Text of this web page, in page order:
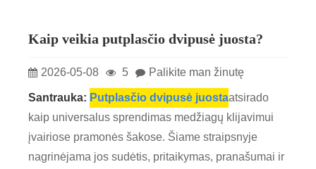
Kaip veikia putplasčio dvipusė juosta?
2026-05-08 5 Palikite man žinutę
Santrauka: Putplasčio dvipusė juostaatsirado
kaip universalus sprendimas medžiagų klijavimui
įvairiose pramonės šakose. Šiame straipsnyje
nagrinėjama jos sudėtis, pritaikymas, pranašumai ir